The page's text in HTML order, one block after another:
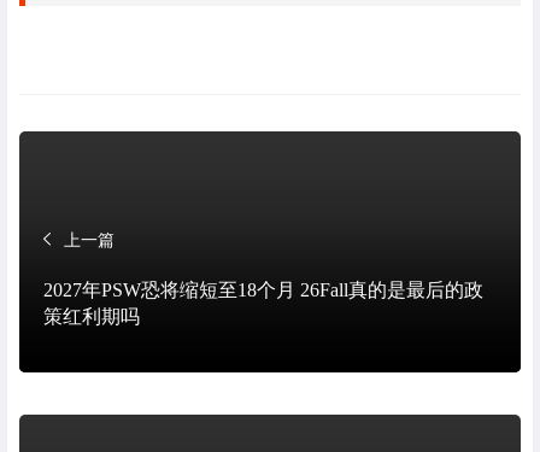
上一篇
2027年PSW恐将缩短至18个月 26Fall真的是最后的政
策红利期吗